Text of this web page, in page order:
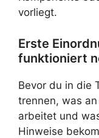
vorliegt.
Erste
funktioniert
Bevor du in die
trennen, was
arbeitet und
Hinweise